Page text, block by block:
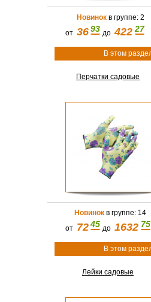
Новинокв группе: 2
от 36 93до422 27
В этом
Перчатки садовые
Новинок в группе: 14
от 72 45до1632 75
В этом
Лейки садовые